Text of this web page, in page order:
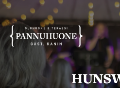
Siirry
sisältöön